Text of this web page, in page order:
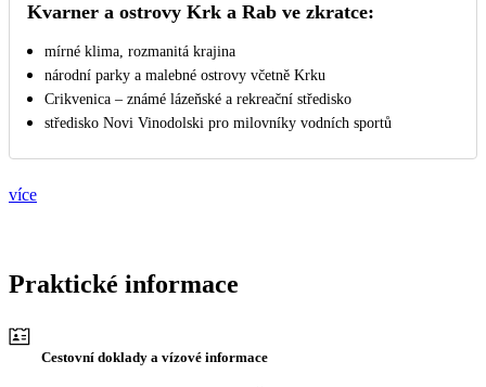
Kvarner a ostrovy Krk a Rab ve zkratce:
mírné klima, rozmanitá krajina
národní parky a malebné ostrovy včetně Krku
Crikvenica – známé lázeňské a rekreační středisko
středisko Novi Vinodolski pro milovníky vodních sportů
více
Praktické informace
Cestovní doklady a vízové informace